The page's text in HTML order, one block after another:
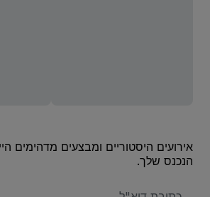
אירועים היסטוריים ומבצעים מדהימים
הנכנס שלך.